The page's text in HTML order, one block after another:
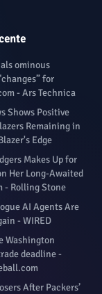
ominous
for
- Ars Technica
Shows Positive
Remaining in
Edge
Makes Up for
Her Long-Awaited
- Rolling Stone
AI Agents Are
- WIRED
Washington
deadline -
After Packers’